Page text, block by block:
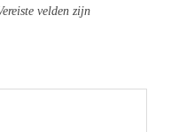
velden zijn